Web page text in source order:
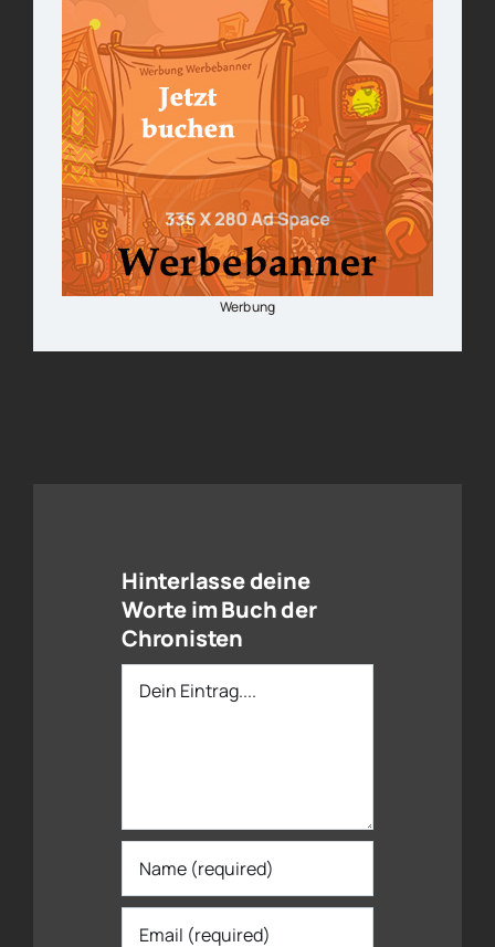
Werbung
Hinterlasse deine
Worte im Buch der
Chronisten
Dein